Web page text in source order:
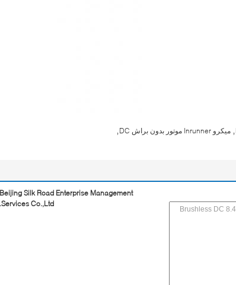
میکرو Inrunner موتور بدون براش DC
Beijing Silk Road Enterprise Management
Services Co.,Ltd.